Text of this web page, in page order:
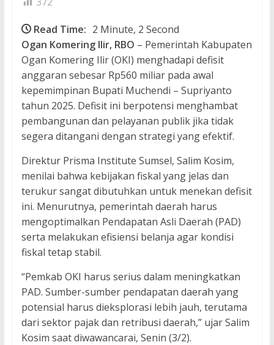
Read Time: 2 Minute, 2 Second
Ogan Komering Ilir, RBO – Pemerintah Kabupaten
Ogan Komering Ilir (OKI) menghadapi defisit
anggaran sebesar Rp560 miliar pada awal
kepemimpinan Bupati Muchendi – Supriyanto
tahun 2025. Defisit ini berpotensi menghambat
pembangunan dan pelayanan publik jika tidak
segera ditangani dengan strategi yang efektif.
Direktur Prisma Institute Sumsel, Salim Kosim,
menilai bahwa kebijakan fiskal yang jelas dan
terukur sangat dibutuhkan untuk menekan defisit
ini. Menurutnya, pemerintah daerah harus
mengoptimalkan Pendapatan Asli Daerah (PAD)
serta melakukan efisiensi belanja agar kondisi
fiskal tetap stabil.
“Pemkab OKI harus serius dalam meningkatkan
PAD. Sumber-sumber pendapatan daerah yang
potensial harus dieksplorasi lebih jauh, terutama
dari sektor pajak dan retribusi daerah,” ujar Salim
Kosim saat diwawancarai, Senin (3/2).